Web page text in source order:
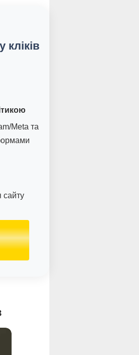
кліків
Meta та
сайту